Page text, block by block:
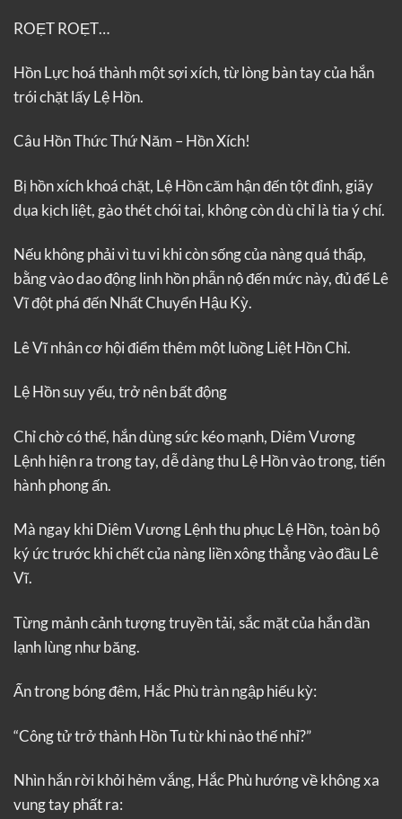
ROẸT ROẸT…
Hồn Lực hoá thành một sợi xích, từ lòng bàn tay của hắn
trói chặt lấy Lệ Hồn.
Câu Hồn Thức Thứ Năm – Hồn Xích!
Bị hồn xích khoá chặt, Lệ Hồn căm hận đến tột đỉnh, giãy
dụa kịch liệt, gào thét chói tai, không còn dù chỉ là tia ý chí.
Nếu không phải vì tu vi khi còn sống của nàng quá thấp,
bằng vào dao động linh hồn phẫn nộ đến mức này, đủ để Lê
Vĩ đột phá đến Nhất Chuyển Hậu Kỳ.
Lê Vĩ nhân cơ hội điểm thêm một luồng Liệt Hồn Chỉ.
Lệ Hồn suy yếu, trở nên bất động
Chỉ chờ có thế, hắn dùng sức kéo mạnh, Diêm Vương
Lệnh hiện ra trong tay, dễ dàng thu Lệ Hồn vào trong, tiến
hành phong ấn.
Mà ngay khi Diêm Vương Lệnh thu phục Lệ Hồn, toàn bộ
ký ức trước khi chết của nàng liền xông thẳng vào đầu Lê
Vĩ.
Từng mảnh cảnh tượng truyền tải, sắc mặt của hắn dần
lạnh lùng như băng.
Ẩn trong bóng đêm, Hắc Phù tràn ngập hiếu kỳ:
“Công tử trở thành Hồn Tu từ khi nào thế nhỉ?”
Nhìn hắn rời khỏi hẻm vắng, Hắc Phù hướng về không xa
vung tay phất ra: